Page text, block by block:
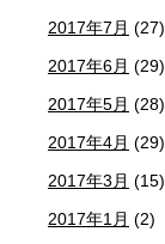
2017年7月 (27)
2017年6月 (29)
2017年5月 (28)
2017年4月 (29)
2017年3月 (15)
2017年1月 (2)